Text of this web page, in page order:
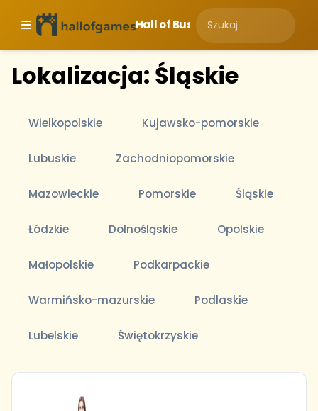
Hall of Business
Lokalizacja: Śląskie
Wielkopolskie Kujawsko-pomorskie
Lubuskie Zachodniopomorskie
Mazowieckie Pomorskie Śląskie
Łódzkie Dolnośląskie Opolskie
Małopolskie Podkarpackie
Warmińsko-mazurskie Podlaskie
Lubelskie Świętokrzyskie